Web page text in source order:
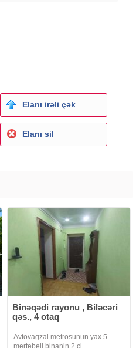
Elanı irəli çək
Elanı sil
Binəqədi rayonu , Biləcəri
qəs., 4 otaq
Avtovagzal metrosunun yax 5
mertebeli binanin 2 ci